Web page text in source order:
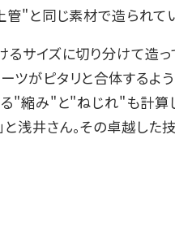
管"と同じ素材で造られて
るサイズに切り分けて造っ
ツがピタリと合体するよう
"縮み"と"ねじれ"も計算
と浅井さん。その卓越した